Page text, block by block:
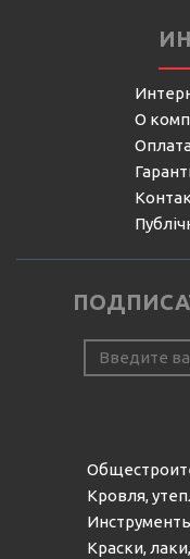
О
Кровля,
Краски,